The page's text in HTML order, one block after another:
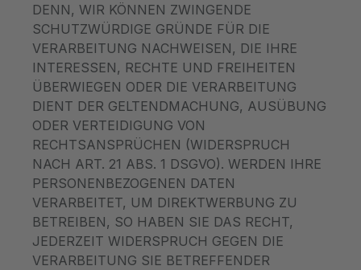
DENN, WIR KÖNNEN ZWINGENDE
SCHUTZWÜRDIGE GRÜNDE FÜR DIE
VERARBEITUNG NACHWEISEN, DIE IHRE
INTERESSEN, RECHTE UND FREIHEITEN
ÜBERWIEGEN ODER DIE VERARBEITUNG
DIENT DER GELTENDMACHUNG, AUSÜBUNG
ODER VERTEIDIGUNG VON
RECHTSANSPRÜCHEN (WIDERSPRUCH
NACH ART. 21 ABS. 1 DSGVO). WERDEN IHRE
PERSONENBEZOGENEN DATEN
VERARBEITET, UM DIREKTWERBUNG ZU
BETREIBEN, SO HABEN SIE DAS RECHT,
JEDERZEIT WIDERSPRUCH GEGEN DIE
VERARBEITUNG SIE BETREFFENDER